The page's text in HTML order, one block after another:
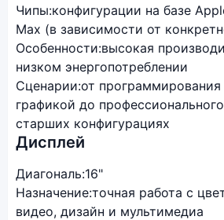
Чипы:конфигурации на базе
Max (в зависимости от
Особенности:высокая
низком энергопотреблении
Сценарии:от
графикой до
старших конфигурациях
Дисплей
Диагональ:16"
Назначение:точная работа с
видео, дизайн и мультимедиа